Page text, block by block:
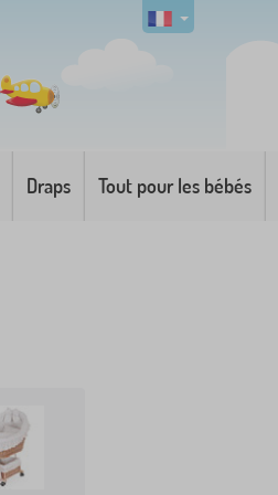
Draps Tout pour les bébés